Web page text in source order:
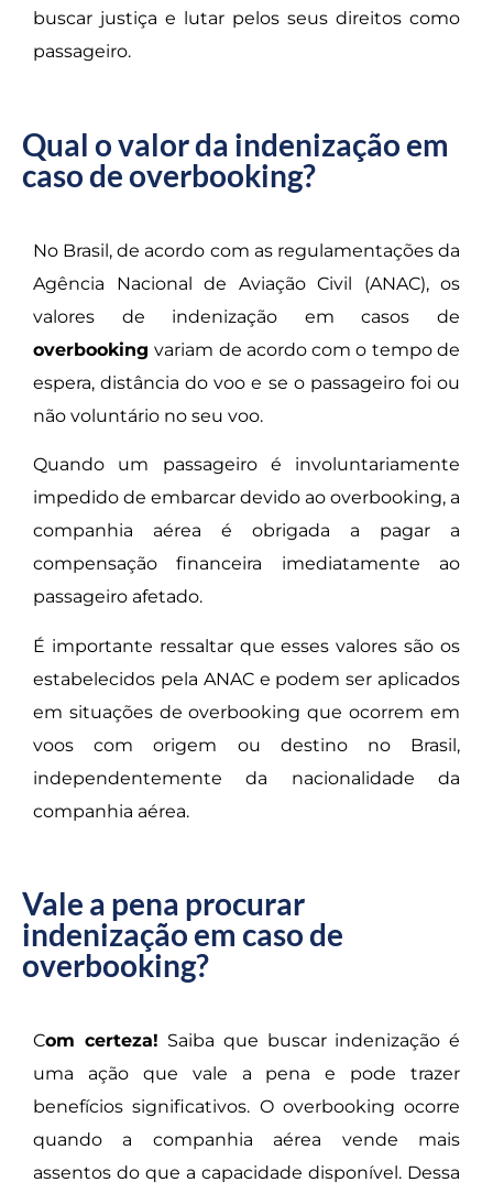
buscar justiça e lutar pelos seus direitos como
passageiro.
Qual o valor da indenização em
caso de overbooking?
No Brasil, de acordo com as regulamentações da
Agência Nacional de Aviação Civil (ANAC), os
valores de indenização em casos de
overbookingvariam de acordo com o tempo de
espera, distância do voo e se o passageiro foi ou
não voluntário no seu voo.
Quando um passageiro é involuntariamente
impedido de embarcar devido ao overbooking, a
companhia aérea é obrigada a pagar a
compensação financeira imediatamente ao
passageiro afetado.
É importante ressaltar que esses valores são os
estabelecidos pela ANAC e podem ser aplicados
em situações de overbooking que ocorrem em
voos com origem ou destino no Brasil,
independentemente da nacionalidade da
companhia aérea.
Vale a pena procurar
indenização em caso de
overbooking?
Com certeza! Saiba que buscar indenização é
uma ação que vale a pena e pode trazer
benefícios significativos. O overbooking ocorre
quando a companhia aérea vende mais
assentos do que a capacidade disponível. Dessa